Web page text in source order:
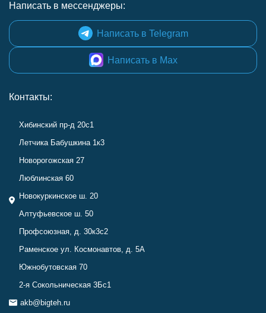
Написать в мессенджеры:
Написать в Telegram
Написать в Max
Контакты:
Хибинский пр-д 20с1
Летчика Бабушкина 1к3
Новорогожская 27
Люблинская 60
Новокуркинское ш. 20
Алтуфьевское ш. 50
Профсоюзная, д. 30к3с2
Раменское ул. Космонавтов, д. 5А
Южнобутовская 70
2-я Сокольническая 3Бс1
akb@bigteh.ru